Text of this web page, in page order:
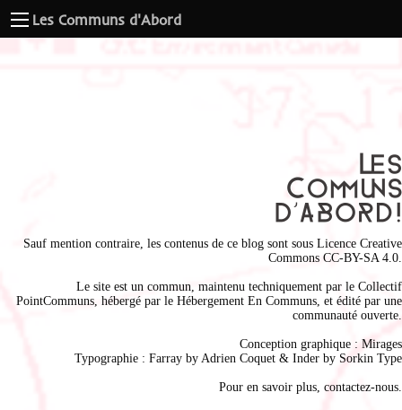
Les Communs d'Abord
Sauf mention contraire, les contenus de ce blog sont sous Licence Creative
Commons CC-BY-SA 4.0
Le site est un commun, maintenu techniquement par le Collectif
PointCommuns , hébergé par le Hébergement En Communs , et édité par une
communauté ouverte.
Conception graphique : Mirages
Typographie : Farray by Adrien Coquet & Inder by Sorkin Type
Pour en savoir plus, contactez-nous